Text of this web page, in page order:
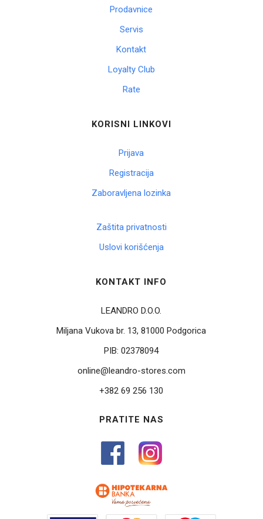
Prodavnice
Servis
Kontakt
Loyalty Club
Rate
KORISNI LINKOVI
Prijava
Registracija
Zaboravljena lozinka
Zaštita privatnosti
Uslovi korišćenja
KONTAKT INFO
LEANDRO D.O.O.
Miljana Vukova br. 13, 81000 Podgorica
PIB:02378094
online@leandro-stores.com
+382 69 256 130
PRATITE NAS